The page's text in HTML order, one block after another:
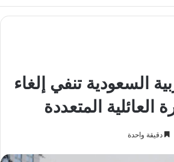
السعودية تنفي إلغاء
العائلية المتعددة
دقيقة واحدة